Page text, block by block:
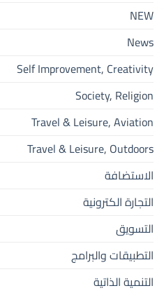
NEW
News
Self Improvement, Creativity
Society, Religion
Travel & Leisure, Aviation
Travel & Leisure, Outdoors
الاستضافة
التجارة الكترونية
التسويق
التطبيقات والبرامج
التنمية الذاتية